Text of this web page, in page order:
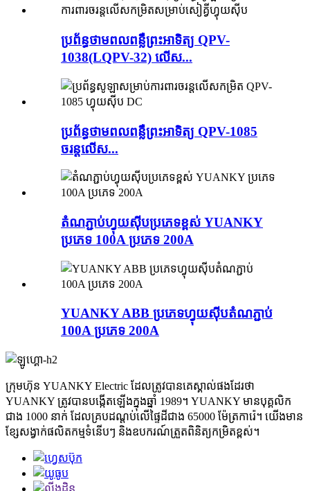
ប្រព័ន្ធ​ថាមពល​ពន្លឺព្រះអាទិត្យ QPV-
1038(LQPV-32) លើស...
ប្រព័ន្ធ​ថាមពល​ពន្លឺព្រះអាទិត្យ QPV-1085
ចរន្ត​លើស...
តំណភ្ជាប់ហ្វុយស៊ីបប្រភេទខ្ពស់ YUANKY
ប្រភេទ 100A ប្រភេទ 200A
YUANKY ABB ប្រភេទហ្វុយស៊ីបតំណភ្ជាប់
100A ប្រភេទ 200A
ក្រុមហ៊ុន YUANKY Electric ដែលត្រូវបានគេស្គាល់ផងដែរថា
YUANKY ត្រូវបានបង្កើតឡើងក្នុងឆ្នាំ 1989។ YUANKY មានបុគ្គលិក
ជាង 1000 នាក់ ដែលគ្របដណ្តប់លើផ្ទៃដីជាង 65000 ម៉ែត្រការ៉េ។ យើងមាន
ខ្សែសង្វាក់ផលិតកម្មទំនើបៗ និងឧបករណ៍ត្រួតពិនិត្យកម្រិតខ្ពស់។